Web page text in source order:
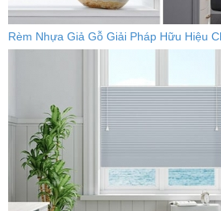
Rèm Nhựa Giả Gỗ Giải Pháp Hữu Hiệu